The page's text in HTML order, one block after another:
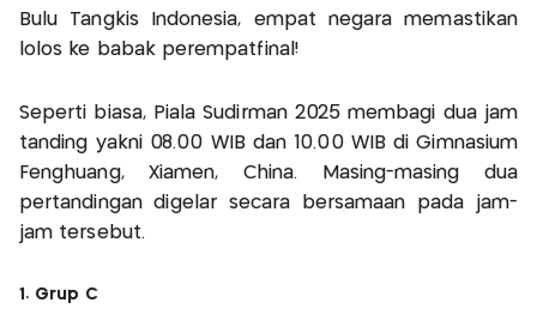
Bulu Tangkis Indonesia, empat negara memastikan
lolos ke babak perempatfinal!
Seperti biasa, Piala Sudirman 2025 membagi dua jam
tanding yakni 08.00 WIB dan 10.00 WIB di Gimnasium
Fenghuang, Xiamen, China. Masing-masing dua
pertandingan digelar secara bersamaan pada jam-
jam tersebut.
1. Grup C